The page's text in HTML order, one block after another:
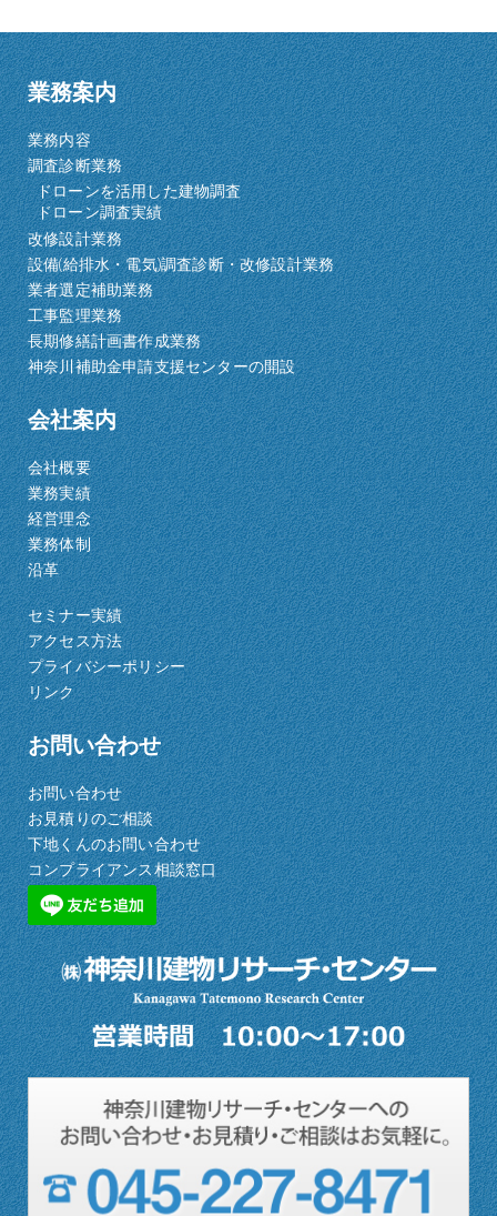
業務案内
業務内容
調査診断業務
ドローンを活用した建物調査
ドローン調査実績
改修設計業務
設備(給排水・電気)調査診断・改修設計業務
業者選定補助業務
工事監理業務
長期修繕計画書作成業務
神奈川補助金申請支援センターの開設
会社案内
会社概要
業務実績
経営理念
業務体制
沿革
セミナー実績
アクセス方法
プライバシーポリシー
リンク
お問い合わせ
お問い合わせ
お見積りのご相談
下地くんのお問い合わせ
コンプライアンス相談窓口